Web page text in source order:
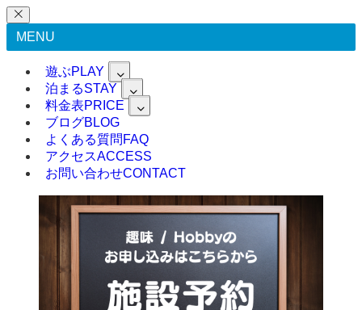
MENU
遊ぶPLAY
泊まるSTAY
料金表PRICE
ブログBLOG
よくある質問 FAQ
アクセスACCESS
お問い合わせCONTACT